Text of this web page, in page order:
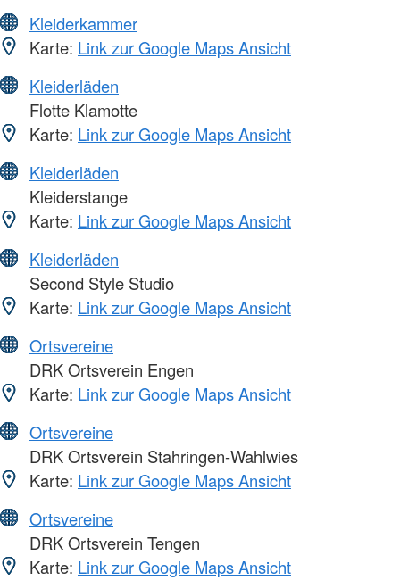
Kleiderkammer
Karte: Link zur Google Maps Ansicht
Kleiderläden
Flotte Klamotte
Karte: Link zur Google Maps Ansicht
Kleiderläden
Kleiderstange
Karte: Link zur Google Maps Ansicht
Kleiderläden
Second Style Studio
Karte: Link zur Google Maps Ansicht
Ortsvereine
DRK Ortsverein Engen
Karte: Link zur Google Maps Ansicht
Ortsvereine
DRK Ortsverein Stahringen-Wahlwies
Karte: Link zur Google Maps Ansicht
Ortsvereine
DRK Ortsverein Tengen
Karte: Link zur Google Maps Ansicht